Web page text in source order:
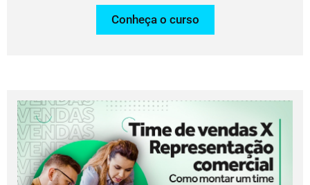
Conheça o curso